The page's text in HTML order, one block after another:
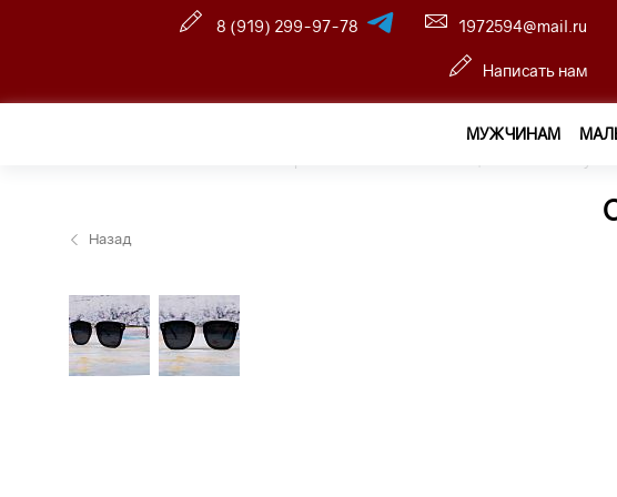
8 (919) 299-97-78 1972594@mail.ru
Написать нам
МУЖЧИНАМ
Назад